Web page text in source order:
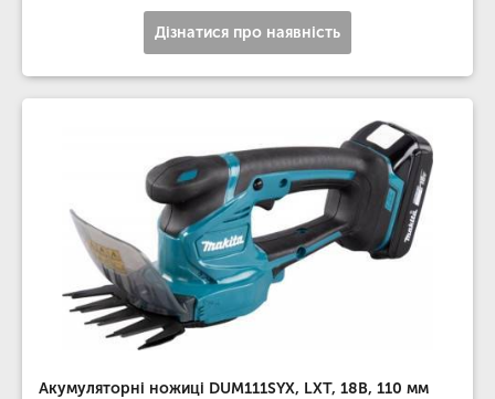
Дізнатися про наявність
Акумуляторні ножиці DUM111SYX, LXT, 18В, 110 мм